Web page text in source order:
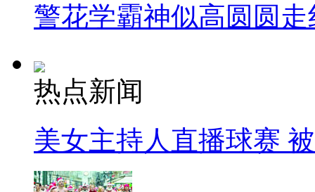
警花学霸神似高圆圆走
热点新闻
美女主持人直播球赛